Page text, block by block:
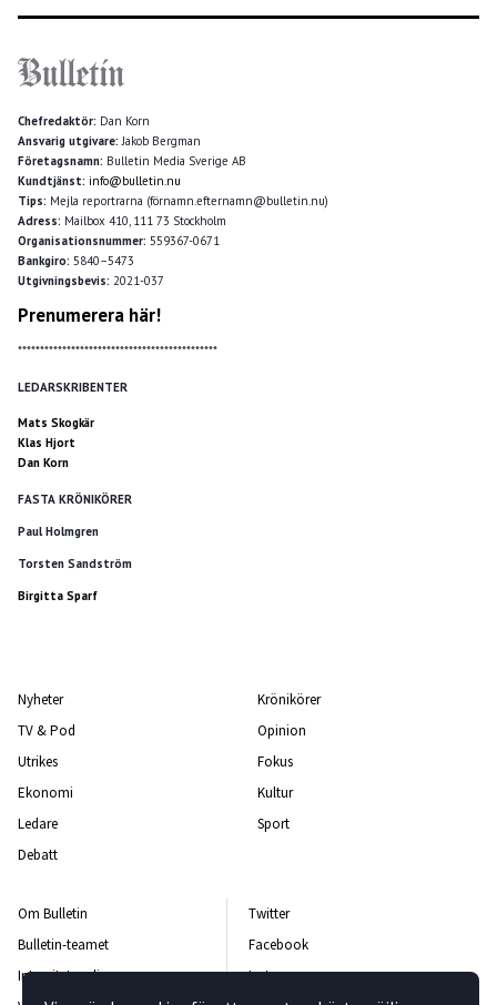
Chefredaktör: Dan Korn
Ansvarig utgivare: Jakob Bergman
Företagsnamn: Bulletin Media Sverige AB
Kundtjänst: info@bulletin.nu
Tips: Mejla reportrarna (förnamn.efternamn@bulletin.nu)
Adress: Mailbox 410, 111 73 Stockholm
Organisationsnummer: 559367-0671
Bankgiro: 5840–5473
Utgivningsbevis: 2021-037
Prenumerera här!
*********************************************
LEDARSKRIBENTER
Mats Skogkär
Klas Hjort
Dan Korn
FASTA KRÖNIKÖRER
Paul Holmgren
Torsten Sandström
Birgitta Sparf
Nyheter
TV & Pod
Utrikes
Ekonomi
Ledare
Debatt
Krönikörer
Opinion
Fokus
Kultur
Sport
Om Bulletin
Bulletin-teamet
Integritetspolicy
Twitter
Facebook
Instagram